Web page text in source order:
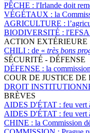
PÊCHE : l'Irlande doit
VÉGÉTAUX : la
AGRICULTURE :
BIODIVERSITÉ : l'EFSA
ACTION EXTÉRIEURE
CHILI : de « très bons
SÉCURITÉ - DÉFENSE
DÉFENSE : la
COUR DE JUSTICE DE
DROIT
BRÈVES
AIDES D'ÉTAT : feu vert
AIDES D'ÉTAT : feu vert
CHINE : la Commission